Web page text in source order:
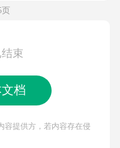
页
束
档
容提供方，若内容存在侵